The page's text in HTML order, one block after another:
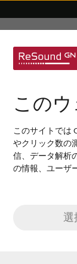
この
このサイトでは
やクリック数の
信、データ解析
の情報、ユーザ
選
難聴につい
子ども
リサウンドの哲学
セサリーのサポー